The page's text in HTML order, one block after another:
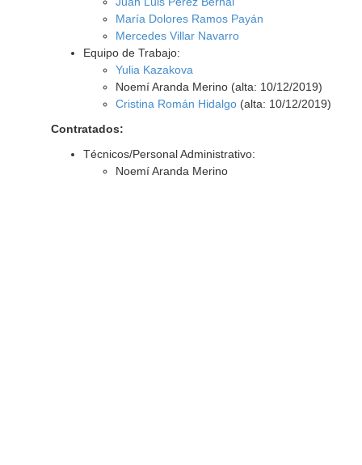
María Dolores Ramos Payán
Mercedes Villar Navarro
Equipo de Trabajo:
Yulia Kazakova
Noemí Aranda Merino (alta: 10/12/2019)
Cristina Román Hidalgo(alta: 10/12/2019)
Contratados:
Técnicos/Personal Administrativo:
Noemí Aranda Merino